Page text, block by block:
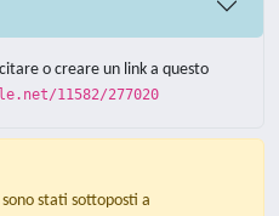
o creare un link a questo
11582/277020
stati sottoposti a